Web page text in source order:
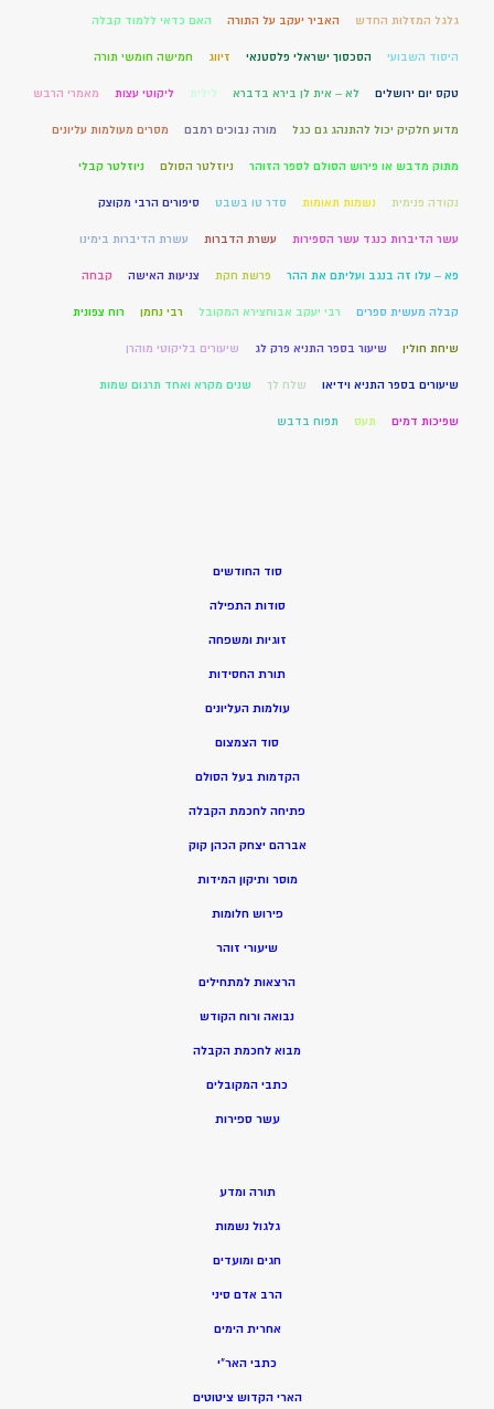
גלגל המזלות החדש האביר יעקב על התורה האם כדאי ללמוד קבלה
היסוד השבועי הסכסוך ישראלי פלסטנאי זיווג חמישה חומשי תורה
טקס יום ירושלים לא – אית לן בירא בדברא לילית ליקוטי עצות מאמרי הרבש
מדוע חלקיק יכול להתנהג גם כגל מורה נבוכים רמבם מסרים מעולמות עליונים
מתוק מדבש או פירוש הסולם לספר הזוהר ניוזלטר הסולם ניוזלטר קבלי
נקודה פנימית נשמות תאומות סדר טו בשבט סיפורים הרבי מקוצק
עשר הדיברות כנגד עשר הספירות עשרת הדברות עשרת הדיברות בימינו
פא – עלו זה בנגב ועליתם את ההר פרשת חקת צניעות האישה קבחה
קבלה מעשית ספרים רבי יעקב אבוחצירא המקובל רבי נחמן רוח צפונית
שיחת חולין שיעור בספר התניא פרק לג שיעורים בליקוטי מוהרן
שיעורים בספר התניא וידיאו שלח לך שנים מקרא ואחד תרגום שמות
שפיכות דמים תעס תפוח בדבש
סוד החודשים
סודות התפילה
זוגיות ומשפחה
תורת החסידות
עולמות העליונים
סוד הצמצום
הקדמות בעל הסולם
פתיחה לחכמת הקבלה
אברהם יצחק הכהן קוק
מוסר ותיקון המידות
פירוש חלומות
שיעורי זוהר
הרצאות למתחילים
נבואה ורוח הקודש
מבוא לחכמת הקבלה
כתבי המקובלים
עשר ספירות
תורה ומדע
גלגול נשמות
חגים ומועדים
הרב אדם סיני
אחרית הימים
כתבי האר”י
הארי הקדוש ציטוטים